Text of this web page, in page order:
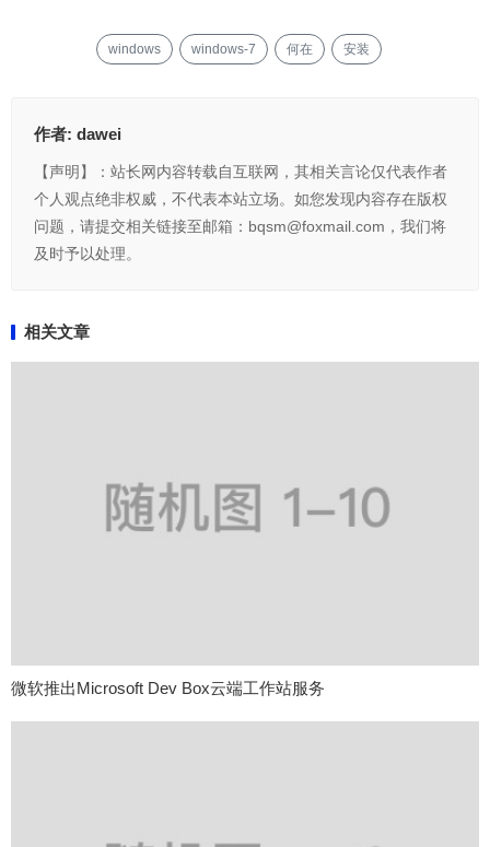
windows windows-7 何在 安装
作者: dawei
【声明】：站长网内容转载自互联网，其相关言论仅代表作者
个人观点绝非权威，不代表本站立场。如您发现内容存在版权
问题，请提交相关链接至邮箱：bqsm@foxmail.com，我们将
及时予以处理。
相关文章
微软推出Microsoft Dev Box云端工作站服务